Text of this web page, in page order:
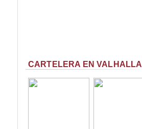
CARTELERA EN VALHALLA